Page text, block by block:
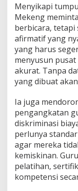
Menyikapi
Mekeng
berbicara, tetapi
afirmatif yang
yang harus
menyusun
akurat. Tanpa
yang dibuat
Ia juga
pengangkatan
diskriminasi
perlunya
agar mereka
kemiskinan.
pelatihan,
kompetensi